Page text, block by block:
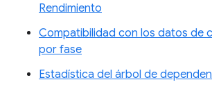
Rendimiento
Compatibilidad con los datos de
por fase
Estadística del árbol de